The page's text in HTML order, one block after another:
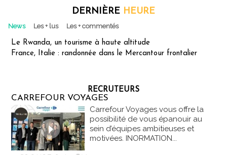
DERNIÈRE HEURE
News Les + lus Les + commentés
Le Rwanda, un tourisme à haute altitude
France, Italie : randonnée dans le Mercantour frontalier
RECRUTEURS
CARREFOUR VOYAGES
Carrefour Voyages vous offre la
possibilité de vous épanouir au
sein d’équipes ambitieuses et
motivées. INORMATION...